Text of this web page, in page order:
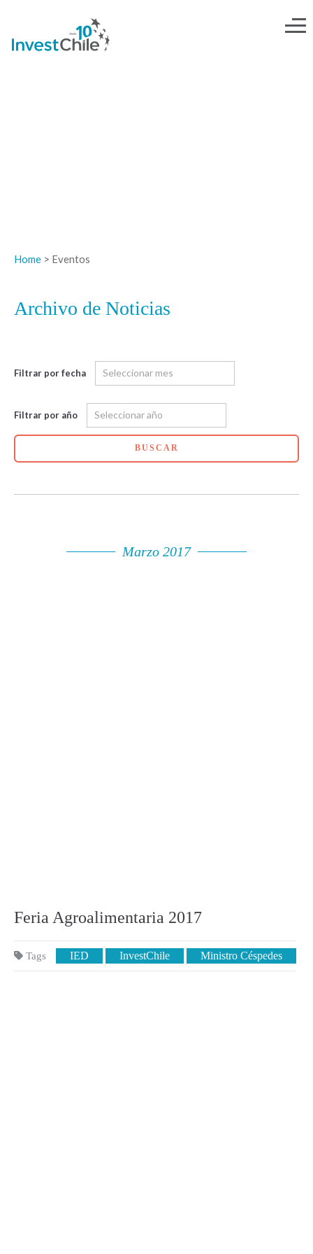
Home > Eventos
Archivo de Noticias
Filtrar por fecha
Filtrar por año
BUSCAR
Marzo 2017
Feria Agroalimentaria 2017
Tags IED InvestChile Ministro Céspedes